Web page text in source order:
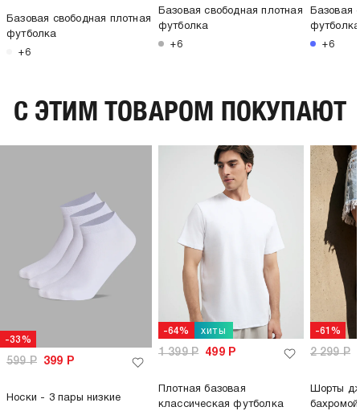
Базовая свободная плотная
футболка
+6
Базовая свободная плотная
футболка
+6
Базовая
футболка
+6
C ЭТИМ ТОВАРОМ ПОКУПАЮТ
-33%
599Р 399 Р
Носки - 3 пары низкие
-64% хиты
1 399Р 499Р
Плотная базовая
классическая футболка
-61%
2 299Р
Шорты
бахромой